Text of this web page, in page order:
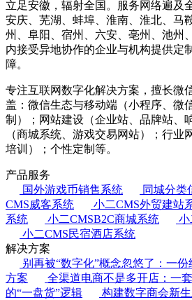
立足安徽，辐射全国。服务网络遍及
安庆、芜湖、蚌埠、淮南、淮北、马
州、阜阳、宿州、六安、亳州、池州
内接受异地协作的企业与机构提供定
障。
专注互联网数字化解决方案，擅长微
盖：微信生态与移动端（小程序、微
制）；网站建设（企业站、品牌站、
（商城系统、游戏交易网站）；行业
培训）；个性定制等。
产品服务
国外游戏币销售系统
同城分类
CMS威客系统
小二CMS外贸建站
系统
小二CMSB2C商城系统
小
小二CMS民宿酒店系统
解决方案
别再被“数字化”概念忽悠了：一
方案
全渠道电商不是多开店：一
的“一盘货”逻辑
构建数字商会新